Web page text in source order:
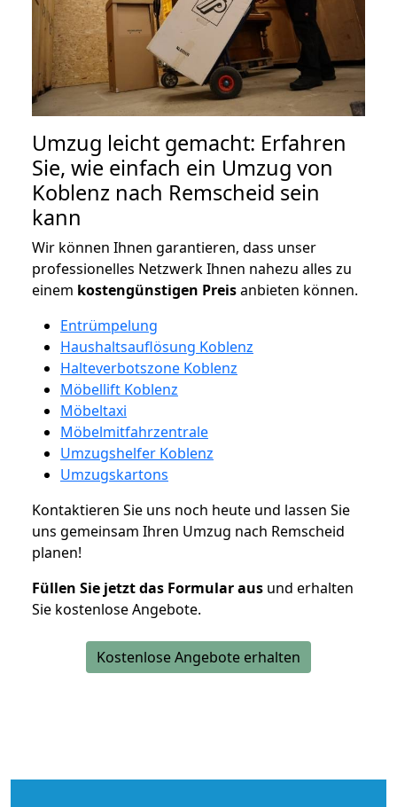
Umzug leicht gemacht: Erfahren
Sie, wie einfach ein Umzug von
Koblenz nach Remscheid sein
kann
Wir können Ihnen garantieren, dass unser
professionelles Netzwerk Ihnen nahezu alles zu
einem kostengünstigen Preisanbieten können.
Entrümpelung
Haushaltsauflösung Koblenz
Halteverbotszone Koblenz
Möbellift Koblenz
Möbeltaxi
Möbelmitfahrzentrale
Umzugshelfer Koblenz
Umzugskartons
Kontaktieren Sie uns noch heute und lassen Sie
uns gemeinsam Ihren Umzug nach Remscheid
planen!
Füllen Sie jetzt das Formular aus und erhalten
Sie kostenlose Angebote.
Kostenlose Angebote erhalten